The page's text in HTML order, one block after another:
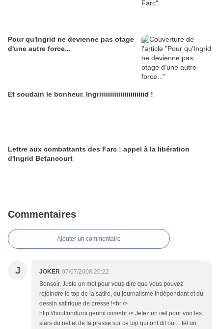
Pour qu'Ingrid ne devienne pas otage
d'une autre force...
Et soudain le bonheur. Ingriiiiiiiiiiiiiiiiiiiiiiid !
Lettre aux combattants des Farc : appel à la libération
d'Ingrid Betancourt
Commentaires
Ajouter un commentaire
J JOKER 07/07/2008 20:22
Bonsoir. Juste un mot pour vous dire que vous pouvez
rejoindre le top de la satire, du journalisme indépendant et du
dessin satirique de presse !<br />
http://bouffonduroi.genhit.com<br /> Jetez un œil pour voir les
stars du net et de la presse sur ce top qui ont dit oui... tel un